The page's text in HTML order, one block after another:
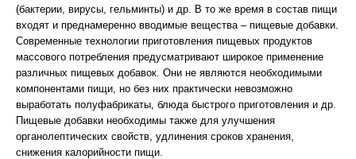
(бактерии, вирусы, гельминты) и др. В то же время в состав пищи
входят и преднамеренно вводимые вещества – пищевые добавки.
Современные технологии приготовления пищевых продуктов
массового потребления предусматривают широкое применение
различных пищевых добавок. Они не являются необходимыми
компонентами пищи, но без них практически невозможно
выработать полуфабрикаты, блюда быстрого приготовления и др.
Пищевые добавки необходимы также для улучшения
органолептических свойств, удлинения сроков хранения,
снижения калорийности пищи.